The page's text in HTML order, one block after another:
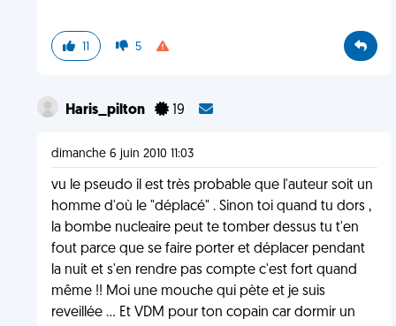
11 5
Haris_pilton 19
dimanche 6 juin 2010 11:03
vu le pseudo il est très probable que l'auteur soit un
homme d'où le "déplacé" . Sinon toi quand tu dors ,
la bombe nucleaire peut te tomber dessus tu t'en
fout parce que se faire porter et déplacer pendant
la nuit et s'en rendre pas compte c'est fort quand
même !! Moi une mouche qui pète et je suis
reveillée ... Et VDM pour ton copain car dormir un